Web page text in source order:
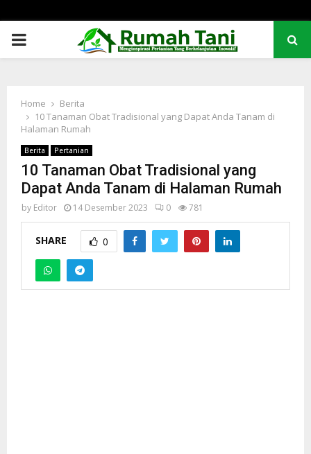
PRIMARY
Home
Berita
10 Tanaman Obat Tradisional yang Dapat Anda Tanam di
Halaman Rumah
Berita Pertanian
10 Tanaman Obat Tradisional yang
Dapat Anda Tanam di Halaman Rumah
by Editor 14 Desember 2023 0 781
SHARE 0